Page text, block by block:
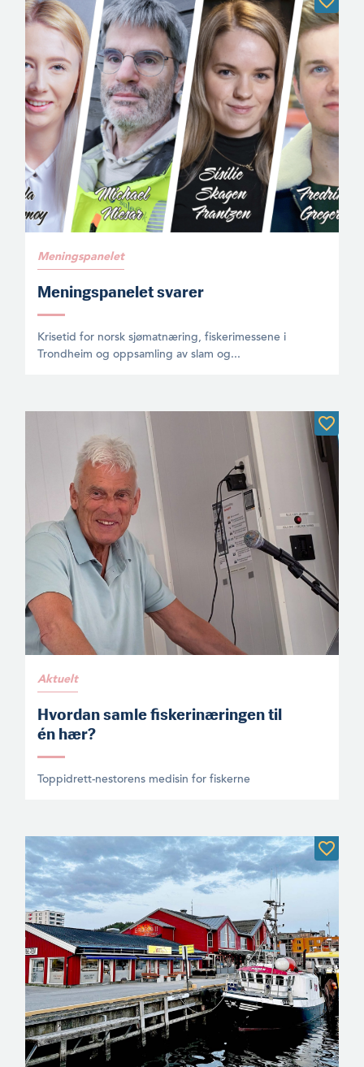
Meningspanelet
Meningspanelet svarer
Krisetid for norsk sjømatnæring, fiskerimessene i
Trondheim og oppsamling av slam og...
Aktuelt
Hvordan samle fiskerinæringen til
én hær?
Toppidrett-nestorens medisin for fiskerne